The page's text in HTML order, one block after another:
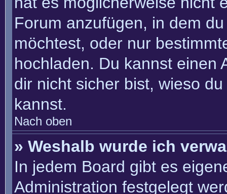
Forum anzufügen, in dem
möchtest, oder nur
hochladen. Du kannst einen
dir nicht sicher bist, wieso
kannst.
Nach oben
» Weshalb wurde ich
In jedem Board gibt es
Administration festgelegt